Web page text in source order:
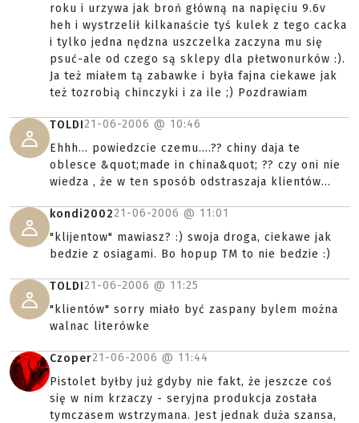
roku i urzywa jak broń główną na napięciu 9.6v
heh i wystrzelił kilkanaście tyś kulek z tego cacka
i tylko jedna nędzna uszczelka zaczyna mu się
psuć-ale od czego są sklepy dla płetwonurków :).
Ja też miałem tą zabawke i była fajna ciekawe jak
też tozrobią chinczyki i za ile ;) Pozdrawiam
TOLDI21-06-2006 @ 10:46
Ehhh... powiedzcie czemu....?? chiny daja te
oblesce &quot;made in china&quot; ?? czy oni nie
wiedza , że w ten sposób odstraszaja klientów...
kondi200221-06-2006 @ 11:01
"klijentow" mawiasz? :) swoja droga, ciekawe jak
bedzie z osiagami. Bo hopup TM to nie bedzie :)
TOLDI21-06-2006 @ 11:25
"klientów" sorry miało być zaspany bylem można
walnac literówke
Czoper21-06-2006 @ 11:44
Pistolet byłby już gdyby nie fakt, że jeszcze coś
się w nim krzaczy - seryjna produkcja została
tymczasem wstrzymana. Jest jednak duża szansa,